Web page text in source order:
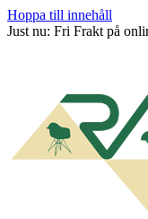
Hoppa till innehåll
Just nu: Fri Frakt på